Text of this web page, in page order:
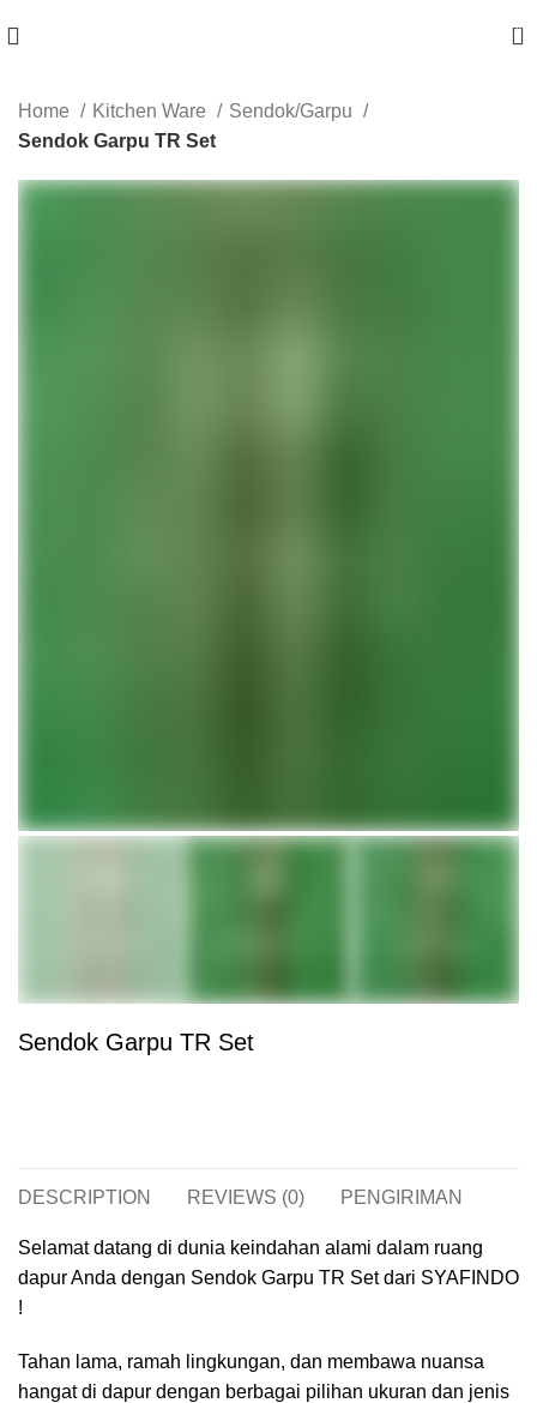
0
Home Kitchen Ware
Sendok/Garpu
Sendok Garpu TR Set
Sendok Garpu TR Set
DESCRIPTION REVIEWS (0) PENGIRIMAN
Selamat datang di dunia keindahan alami dalam ruang
dapur Anda dengan Sendok Garpu TR Set dari SYAFINDO
!
Tahan lama, ramah lingkungan, dan membawa nuansa
hangat di dapur dengan berbagai pilihan ukuran dan jenis